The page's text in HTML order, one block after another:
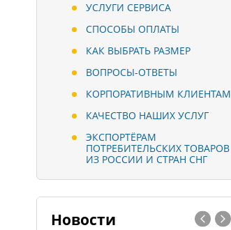
УСЛУГИ СЕРВИСА
СПОСОБЫ ОПЛАТЫ
КАК ВЫБРАТЬ РАЗМЕР
ВОПРОСЫ-ОТВЕТЫ
КОРПОРАТИВНЫМ КЛИЕНТАМ
КАЧЕСТВО НАШИХ УСЛУГ
ЭКСПОРТЁРАМ
ПОТРЕБИТЕЛЬСКИХ ТОВАРОВ
ИЗ РОССИИ И СТРАН СНГ
Новости